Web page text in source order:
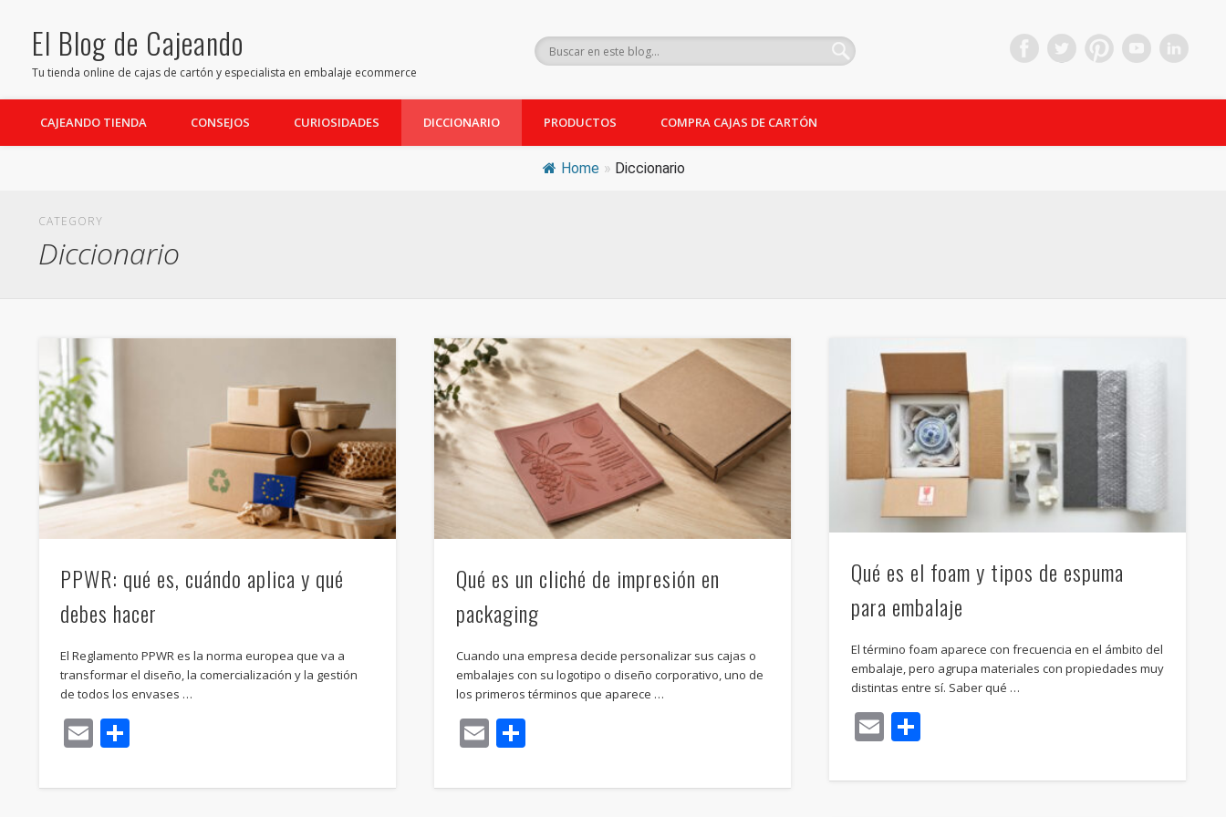
El Blog de Cajeando
Tu tienda online de cajas de cartón y especialista en embalaje ecommerce
FacebookTwitter PinterestYoutube
CAJEANDO TIENDA CONSEJOS CURIOSIDADES DICCIONARIO PRODUCTOS COMPRA CAJAS DE CARTÓN
Home » Diccionario
CATEGORY
Diccionario
PPWR: qué es, cuándo aplica y qué
debes hacer
El Reglamento PPWR es la norma europea que va a
transformar el diseño, la comercialización y la gestión
de todos los envases …
Email
Qué es un cliché de impresión en
packaging
Cuando una empresa decide personalizar sus cajas o
embalajes con su logotipo o diseño corporativo, uno de
los primeros términos que aparece …
EmailCompartir
Qué es el foam y tipos de espuma
para embalaje
El término foam aparece con frecuencia en el ámbito del
embalaje, pero agrupa materiales con propiedades muy
distintas entre sí. Saber qué …
EmailCompartir